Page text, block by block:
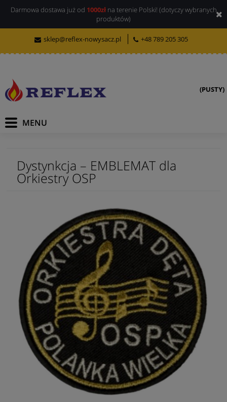
Darmowa dostawa już od 1000złna terenie Polski! (dotyczy wybranych
produktów)
sklep@reflex-nowysacz.pl +48 789 205 305
(PUSTY)
Dystynkcja – EMBLEMAT dla
Orkiestry OSP